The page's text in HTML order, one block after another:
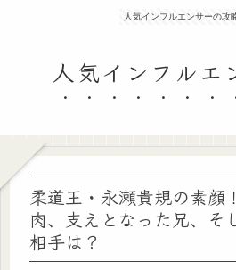
人気インフルエンサーの攻
人気インフルエ
柔道王・永瀬貴規の素顔
肉、支えとなった兄、そ
相手は？